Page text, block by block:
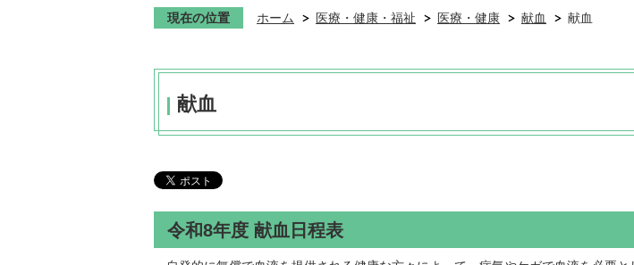
現在の位置 ホーム 医療・健康・福祉 医療・健康 献血 献血
献血
令和8年度 献血日程表